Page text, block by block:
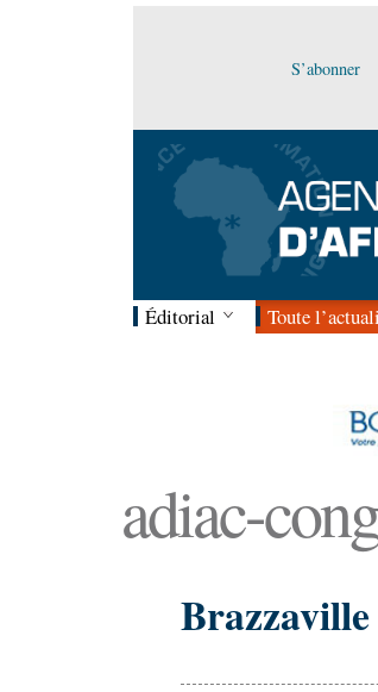
S’abonner
Éditorial Toute
adiac-